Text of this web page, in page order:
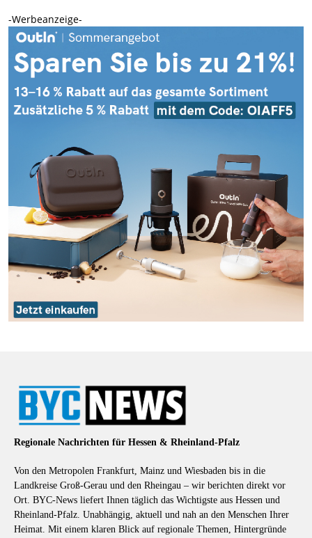
-Werbeanzeige-
Regionale Nachrichten für Hessen & Rheinland-Pfalz
Von den Metropolen Frankfurt, Mainz und Wiesbaden bis in die
Landkreise Groß-Gerau und den Rheingau – wir berichten direkt vor
Ort. BYC-News liefert Ihnen täglich das Wichtigste aus Hessen und
Rheinland-Pfalz. Unabhängig, aktuell und nah an den Menschen Ihrer
Heimat. Mit einem klaren Blick auf regionale Themen, Hintergründe